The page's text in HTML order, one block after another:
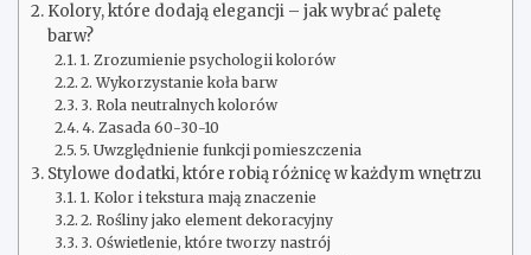
Kolory, które dodają elegancji – jak wybrać paletę
barw?
1. Zrozumienie psychologii kolorów
2. Wykorzystanie koła barw
3. Rola neutralnych kolorów
4. Zasada 60-30-10
5. Uwzględnienie funkcji pomieszczenia
Stylowe dodatki, które robią różnicę w każdym wnętrzu
1. Kolor i tekstura mają znaczenie
2. Rośliny jako element dekoracyjny
3. Oświetlenie, które tworzy nastrój